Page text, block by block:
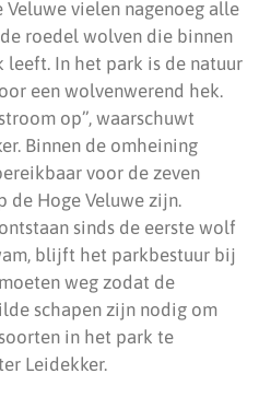
vielen nagenoeg alle
roedel wolven die binnen
leeft. In het park is de natuur
een wolvenwerend hek.
op”, waarschuwt
Binnen de omheining
voor de zeven
de Hoge Veluwe zijn.
sinds de eerste wolf
blijft het parkbestuur bij
weg zodat de
schapen zijn nodig om
in het park te
Leidekker.